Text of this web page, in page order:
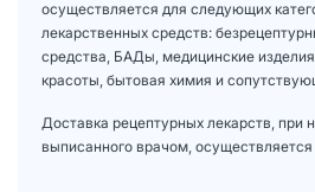
осуществляется для следующих
лекарственных средств:
средства, БАДы, медицинские
красоты, бытовая химия и
Доставка рецептурных лекарств, при
выписанного врачом,